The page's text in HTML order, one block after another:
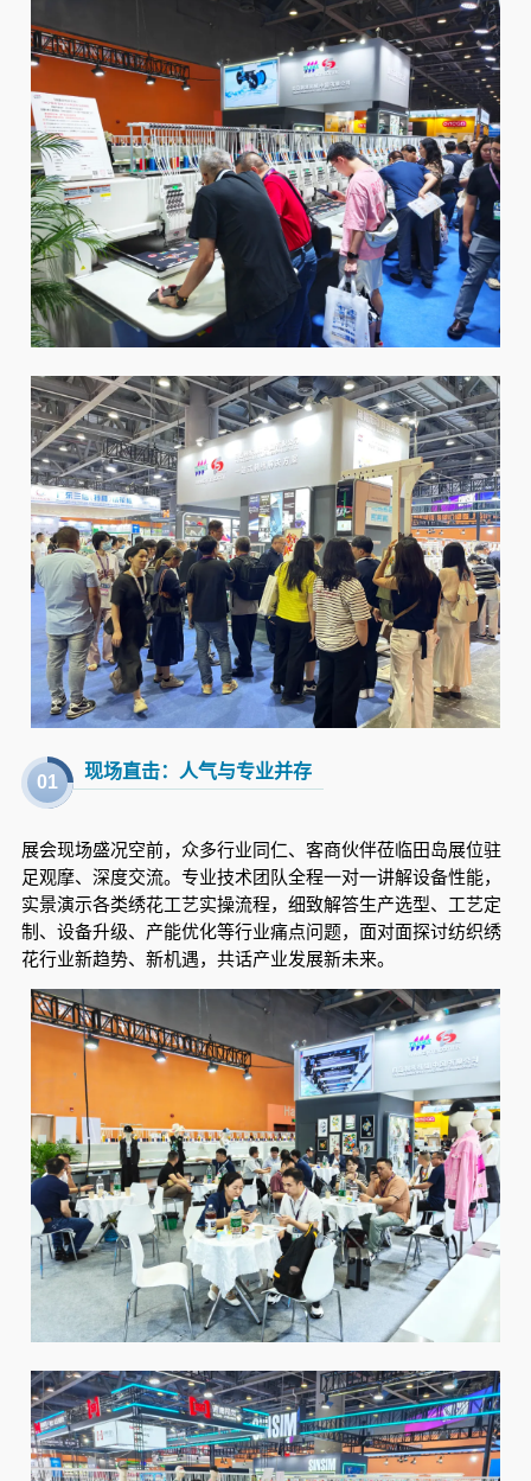
01
现场直击：人气与专业并存
展会现场盛况空前，众多行业同仁、客商伙伴莅临田岛展位驻
足观摩、深度交流。专业技术团队全程一对一讲解设备性能，
实景演示各类绣花工艺实操流程，细致解答生产选型、工艺定
制、设备升级、产能优化等行业痛点问题，面对面探讨纺织绣
花行业新趋势、新机遇，共话产业发展新未来。